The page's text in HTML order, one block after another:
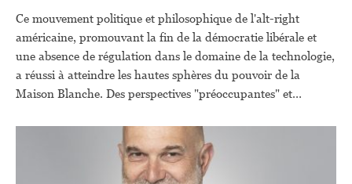
Ce mouvement politique et philosophique de l'alt-right
américaine, promouvant la fin de la démocratie libérale et
une absence de régulation dans le domaine de la technologie,
a réussi à atteindre les hautes sphères du pouvoir de la
Maison Blanche. Des perspectives "préoccupantes" et
auteur de romans d'espionnage, qui cultive la discrétion.